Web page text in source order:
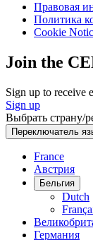
Правовая
Политика
Cookie
Join the
Sign up to receive
Sign up
Выбрать страну/
Переключатель
France
Австрия
Бельгия
Dutch
Германия